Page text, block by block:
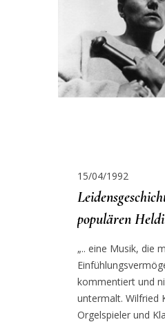
15/04/1992
populären
„.. eine Musik, die
kommentiert und
untermalt. Wilfried
Orgelspieler und